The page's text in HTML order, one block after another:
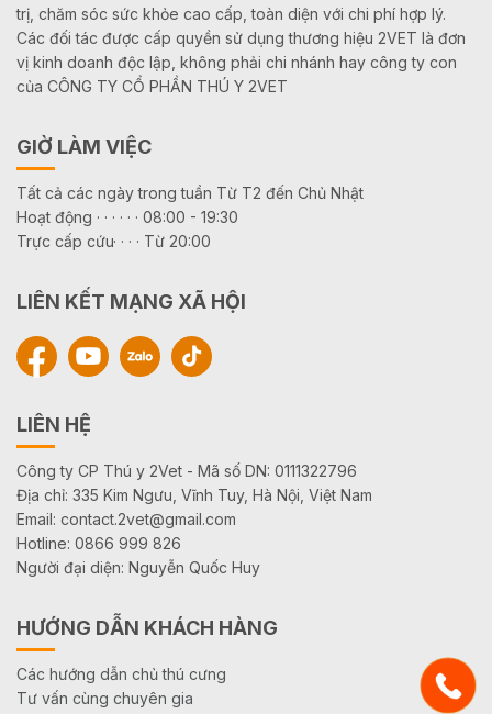
trị, chăm sóc sức khỏe cao cấp, toàn diện với chi phí hợp lý.
Các đối tác được cấp quyền sử dụng thương hiệu 2VET là đơn
vị kinh doanh độc lập, không phải chi nhánh hay công ty con
của CÔNG TY CỔ PHẦN THÚ Y 2VET
GIỜ LÀM VIỆC
Tất cả các ngày trong tuần Từ T2 đến Chủ Nhật
Hoạt động · · · · · · 08:00 - 19:30
Trực cấp cứu· · · · Từ 20:00
LIÊN KẾT MẠNG XÃ HỘI
LIÊN HỆ
Công ty CP Thú y 2Vet - Mã số DN: 0111322796
Địa chỉ: 335 Kim Ngưu, Vĩnh Tuy, Hà Nội, Việt Nam
Email: contact.2vet@gmail.com
Hotline: 0866 999 826
Người đại diện: Nguyễn Quốc Huy
HƯỚNG DẪN KHÁCH HÀNG
Các hướng dẫn chủ thú cưng
Tư vấn cùng chuyên gia